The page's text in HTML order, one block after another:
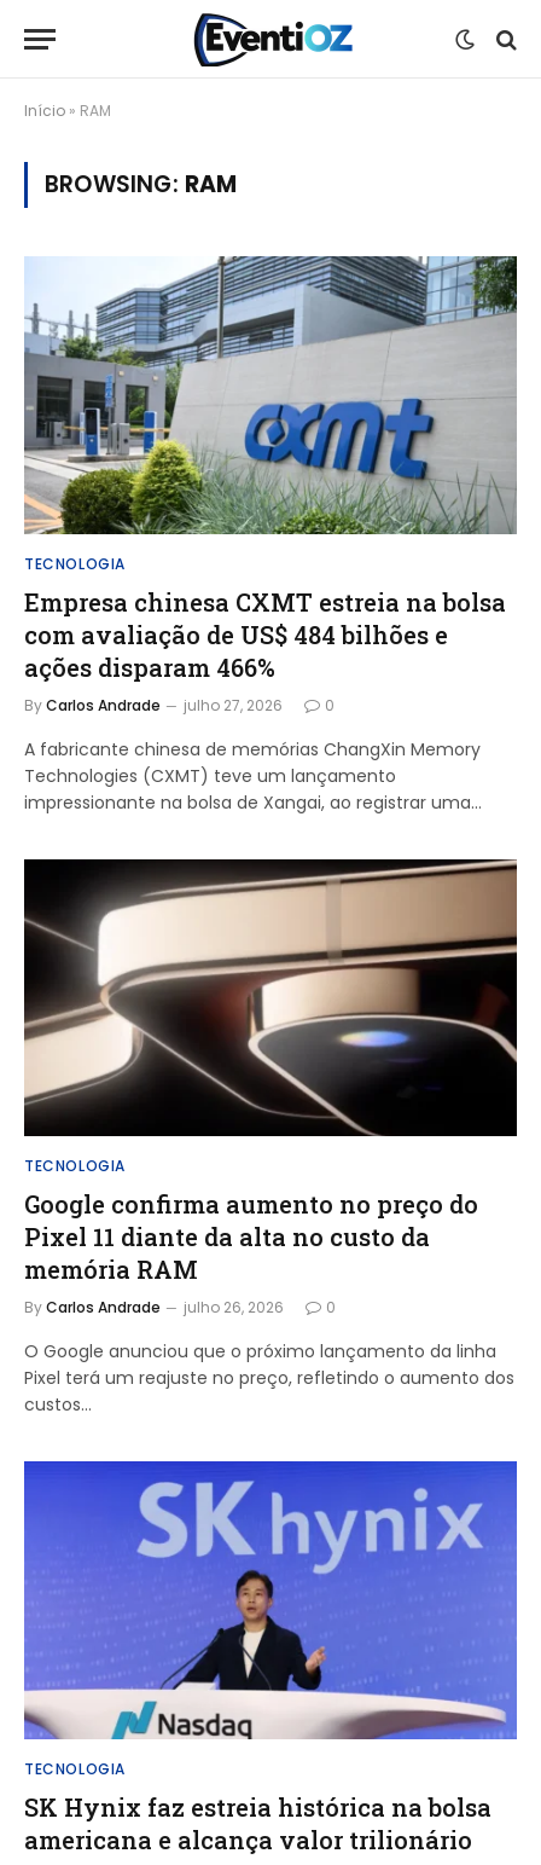
Início » RAM
BROWSING: RAM
TECNOLOGIA
Empresa chinesa CXMT estreia na bolsa
com avaliação de US$ 484 bilhões e
ações disparam 466%
ByCarlos Andrade julho 27, 2026 0
A fabricante chinesa de memórias ChangXin Memory
Technologies (CXMT) teve um lançamento
impressionante na bolsa de Xangai, ao registrar uma…
TECNOLOGIA
Google confirma aumento no preço do
Pixel 11 diante da alta no custo da
memória RAM
ByCarlos Andrade julho 26, 2026 0
O Google anunciou que o próximo lançamento da linha
Pixel terá um reajuste no preço, refletindo o aumento dos
custos…
TECNOLOGIA
SK Hynix faz estreia histórica na bolsa
americana e alcança valor trilionário